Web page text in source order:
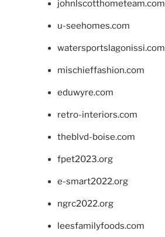
johnlscotthometeam.com
u-seehomes.com
watersportslagonissi.com
mischieffashion.com
eduwyre.com
retro-interiors.com
theblvd-boise.com
fpet2023.org
e-smart2022.org
ngrc2022.org
leesfamilyfoods.com